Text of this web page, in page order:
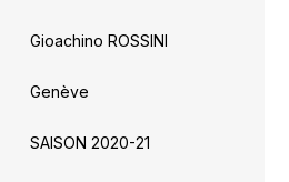
Gioachino ROSSINI
Genève
SAISON 2020-21